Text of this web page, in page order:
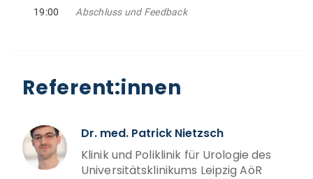
19:00 Abschluss und Feedback
Referent:innen
Dr. med. Patrick Nietzsch
Klinik und Poliklinik für Urologie des
Universitätsklinikums Leipzig AöR